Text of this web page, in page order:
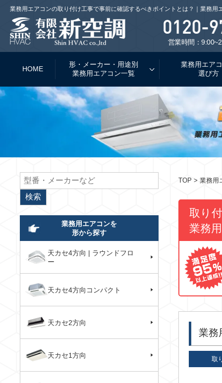
業務用エアコンの取り付け工事で事前に確認するべきポイントとは？｜業務用
営業時間：
HOME
形・メーカー・用途別
業務用エアコン一覧
業務用エア
選び方
TOP > 業務用
取り
業務
業務
取
業務用エアコンを
形から探す
天カセ4方向 | ラウンドフロ
ー
天カセ4方向コンパクト
天カセ2方向
天カセ1方向